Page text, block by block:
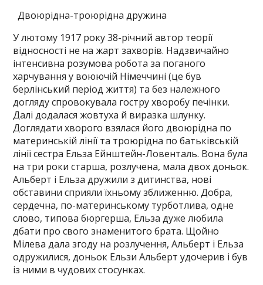
Двоюрідна-троюрідна дружина
У лютому 1917 року 38-річний автор теорії
відносності не на жарт захворів. Надзвичайно
інтенсивна розумова робота за поганого
харчування у воюючій Німеччині (це був
берлінський період життя) та без належного
догляду спровокувала гостру хворобу печінки.
Далі додалася жовтуха й виразка шлунку.
Доглядати хворого взялася його двоюрідна по
материнській лінії та троюрідна по батьківській
лінії сестра Ельза Ейнштейн-Ловенталь. Вона була
на три роки старша, розлучена, мала двох доньок.
Альберт і Ельза дружили з дитинства, нові
обставини сприяли їхньому зближенню. Добра,
сердечна, по-материнському турботлива, одне
слово, типова бюргерша, Ельза дуже любила
дбати про свого знаменитого брата. Щойно
Мілева дала згоду на розлучення, Альберт і Ельза
одружилися, доньок Ельзи Альберт удочерив і був
із ними в чудових стосунках.